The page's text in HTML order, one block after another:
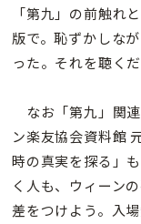
「第九」の前触れ
版で。恥ずかしな
った。それを聴く
なお「第九」関
ン楽友協会資料館
時の真実を探る」
く人も、ウィーン
差をつけよう。入